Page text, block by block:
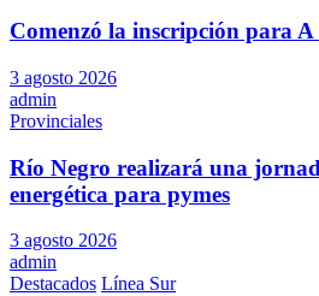
Comenzó la inscripción para A
3 agosto 2026
admin
Provinciales
Río Negro realizará una
energética para pymes
3 agosto 2026
admin
Destacados Línea Sur